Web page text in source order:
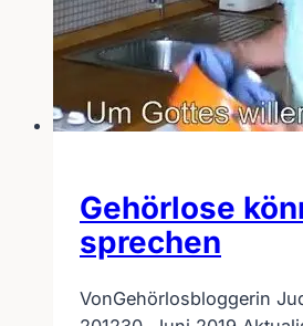
Gehörlose
sprechen
VonGehörlosbloggerin